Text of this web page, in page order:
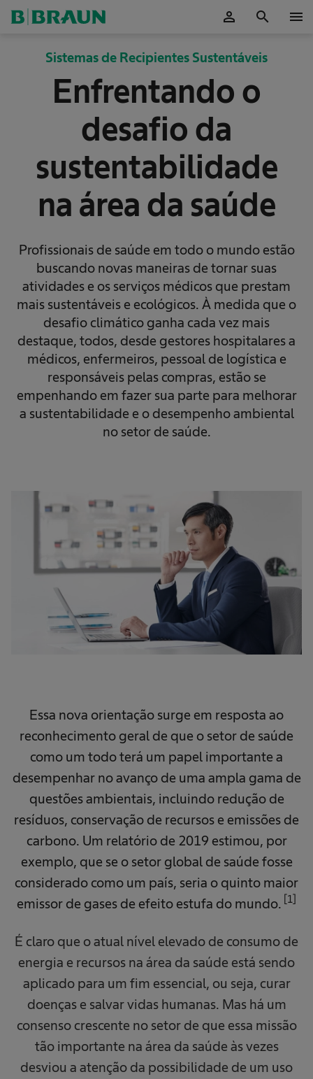
person search menu
Sistemas de Recipientes Sustentáveis
Enfrentando o
desafio da
sustentabilidade
na área da saúde
Profissionais de saúde em todo o mundo estão
buscando novas maneiras de tornar suas
atividades e os serviços médicos que prestam
mais sustentáveis e ecológicos. À medida que o
desafio climático ganha cada vez mais
destaque, todos, desde gestores hospitalares a
médicos, enfermeiros, pessoal de logística e
responsáveis pelas compras, estão se
empenhando em fazer sua parte para melhorar
a sustentabilidade e o desempenho ambiental
no setor de saúde.
Essa nova orientação surge em resposta ao
reconhecimento geral de que o setor de saúde
como um todo terá um papel importante a
desempenhar no avanço de uma ampla gama de
questões ambientais, incluindo redução de
resíduos, conservação de recursos e emissões de
carbono. Um relatório de 2019 estimou, por
exemplo, que se o setor global de saúde fosse
considerado como um país, seria o quinto maior
emissor de gases de efeito estufa do mundo. [1]
É claro que o atual nível elevado de consumo de
energia e recursos na área da saúde está sendo
aplicado para um fim essencial, ou seja, curar
doenças e salvar vidas humanas. Mas há um
consenso crescente no setor de que essa missão
tão importante na área da saúde às vezes
desviou a atenção da possibilidade de um uso